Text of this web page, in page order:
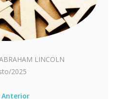
LINCOLN
2025